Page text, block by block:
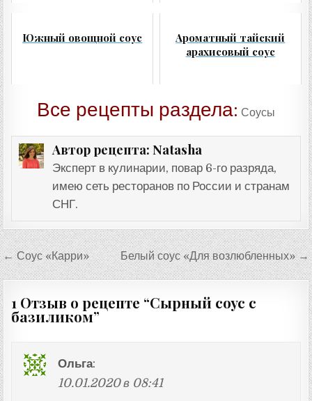
Южный овощной соус
Ароматный тайский
арахисовый соус
Все рецепты раздела: Соусы
Автор рецепта: Natasha
Эксперт в кулинарии, повар 6-го разряда,
имею сеть ресторанов по России и странам
СНГ.
Навигация
по
записям
← Соус «Карри» Белый соус «Для возлюбленных» →
1 Отзыв о рецепте “Сырный соус с
базиликом”
Ольга:
10.01.2020 в 08:41